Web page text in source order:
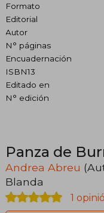
Formato
Editorial
Autor
N° páginas
Encuadernación
ISBN13
Editado en
N° edición
Panza de
Andrea Abreu
Blanda
1